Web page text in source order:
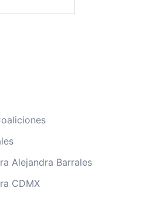
Alejandra Barrales
CDMX